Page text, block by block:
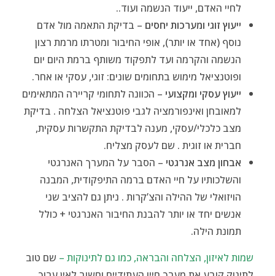
לחיי האדם, ייעוד הנשמה ועוד..
ייעוץ זוגי ומערכות יחסים – בדיקת התאמה מול אדם
נוסף (אחד או יותר), אופי החיבור ומטרתו מרמת רצון
הנשמה והקרמה ועד לתפקוד משותף ברמת היום יום
ופוטנציאל מימוש בתחומים שונים: זוגי, עסקי או אחר.
ייעוץ עסקי ומקצועי – הכוונה לתחומי קריירה המתאימים
למאובחן ואינפורמציה לגבי פוטנציאל הצלחה . בדיקת
מצב כלכלי/עסקי, מענה לבדיקת התקשרות עסקית,
חברית או זוגית . שם לעסק מצליח.
אבחון מצב אנרגטי – הסבר על המערך האנרגטי
והשלכותיו על חיי האדם ברמה התיפקודית, המבנה
הויזואלי של ההילה והצ’קרות . ניתן גם להציב שני
אנשים יחד או יותר להבנת החיבור האנרגטי + כולל
תמונת הילה.
שמות לאיזון, הצלחה והבראה, כמו גם לתינוקות – שם טוב